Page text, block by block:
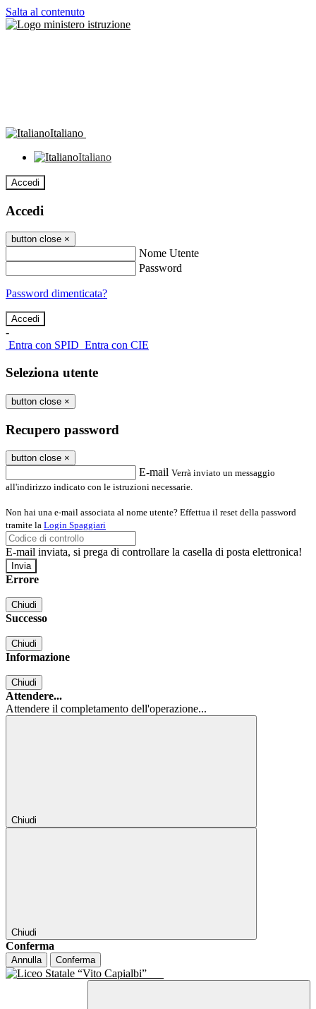
Salta al contenuto
Italiano
Italiano
Accedi
Accedi
button close ×
Nome Utente
Password
Password dimenticata?
-
Entra con SPID Entra con CIE
Seleziona utente
button close ×
Recupero password
button close ×
E-mail Verrà inviato un messaggio
all'indirizzo indicato con le istruzioni necessarie.
Non hai una e-mail associata al nome utente? Effettua il reset della password
tramite la Login Spaggiari
E-mail inviata, si prega di controllare la casella di posta elettronica!
Errore
Chiudi
Successo
Chiudi
Informazione
Chiudi
Attendere...
Attendere il completamento dell'operazione...
Chiudi
Chiudi
Conferma
Annulla Conferma